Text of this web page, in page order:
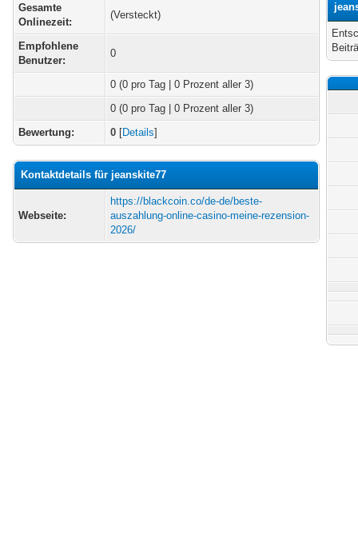
Gesamte
Onlinezeit:
(Versteckt)
Empfohlene
Benutzer:
0
0 (0 pro Tag | 0 Prozent aller 3)
0 (0 pro Tag | 0 Prozent aller 3)
Bewertung:
0 [Details]
Kontaktdetails für jeanskite77
Webseite:
https://blackcoin.co/de-de/beste-
auszahlung-online-casino-meine-rezension-
2026/